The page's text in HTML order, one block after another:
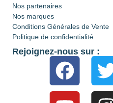
Nos partenaires
Nos marques
Conditions Générales de Vente
Politique de confidentialité
Rejoignez-nous sur :